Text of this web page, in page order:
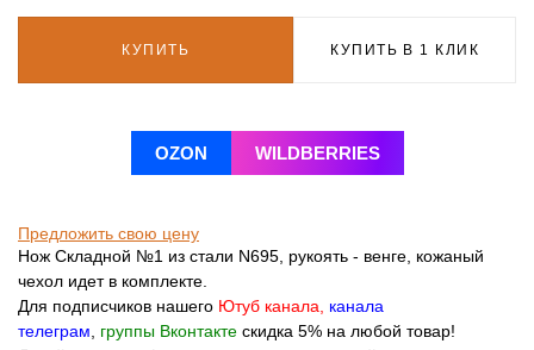
КУПИТЬ КУПИТЬ В 1 КЛИК
OZON WILDBERRIES
Предложить свою цену
Нож Складной №1 из стали N695, рукоять - венге, кожаный
чехол идет в комплекте.
Для подписчиков нашего Ютуб канала
канала
телеграм
группы Вконтакте скидка 5% на любой товар!